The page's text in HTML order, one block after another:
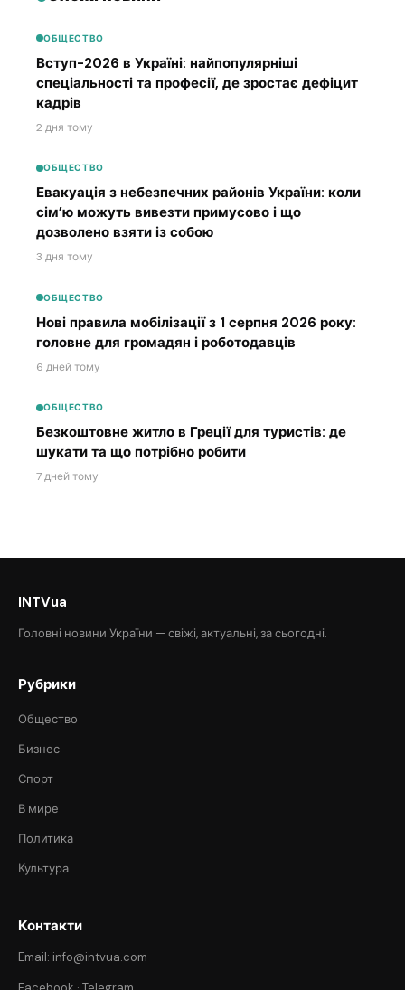
ОБЩЕСТВО
Вступ-2026 в Україні: найпопулярніші
спеціальності та професії, де зростає дефіцит
кадрів
2 дня тому
ОБЩЕСТВО
Евакуація з небезпечних районів України: коли
сім’ю можуть вивезти примусово і що
дозволено взяти із собою
3 дня тому
ОБЩЕСТВО
Нові правила мобілізації з 1 серпня 2026 року:
головне для громадян і роботодавців
6 дней тому
ОБЩЕСТВО
Безкоштовне житло в Греції для туристів: де
шукати та що потрібно робити
7 дней тому
INTVua
Головні новини України — свіжі, актуальні, за сьогодні.
Рубрики
Общество
Бизнес
Спорт
В мире
Политика
Культура
Контакти
Email: info@intvua.com